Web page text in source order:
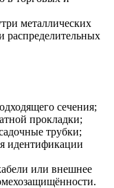
металлических
распределительных
сечения;
прокладки;
трубки;
идентификации
или внешнее